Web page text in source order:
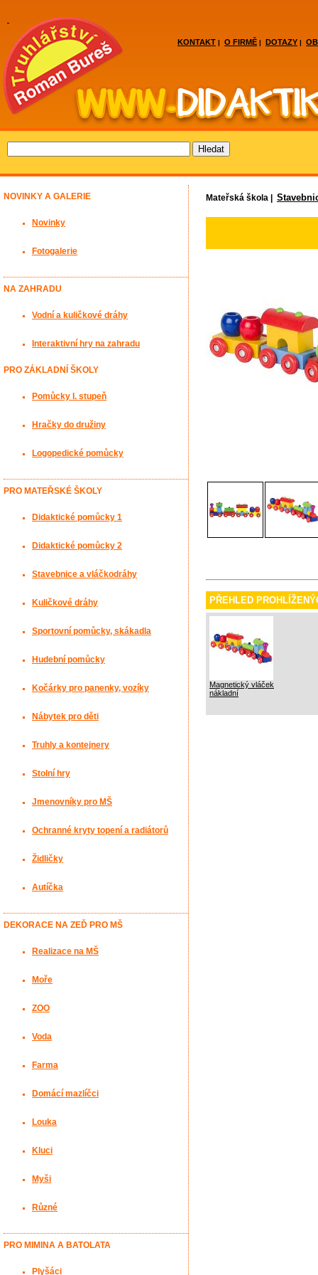
KONTAKT | O FIRMĚ | DOTAZY |
Mateřská škola |
PŘEHLED
Magnetický vláček
nákladní
NOVINKY A GALERIE
Novinky
Fotogalerie
NA ZAHRADU
Vodní a kuličkové dráhy
Interaktivní hry na zahradu
PRO ZÁKLADNÍ ŠKOLY
Pomůcky I. stupeň
Hračky do družiny
Logopedické pomůcky
PRO MATEŘSKÉ ŠKOLY
Didaktické pomůcky 1
Didaktické pomůcky 2
Stavebnice a vláčkodráhy
Kuličkové dráhy
Sportovní pomůcky, skákadla
Hudební pomůcky
Kočárky pro panenky, vozíky
Nábytek pro děti
Truhly a kontejnery
Stolní hry
Jmenovníky pro MŠ
Ochranné kryty topení a radiátorů
Židličky
Autíčka
DEKORACE NA ZEĎ PRO MŠ
Realizace na MŠ
Moře
ZOO
Voda
Farma
Domácí mazlíčci
Louka
Kluci
Myši
Různé
PRO MIMINA A BATOLATA
Plyšáci